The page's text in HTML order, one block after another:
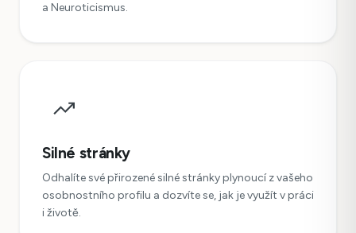
a Neuroticismus.
Silné stránky
Odhalíte své přirozené silné stránky plynoucí z vašeho
osobnostního profilu a dozvíte se, jak je využít v práci
i životě.